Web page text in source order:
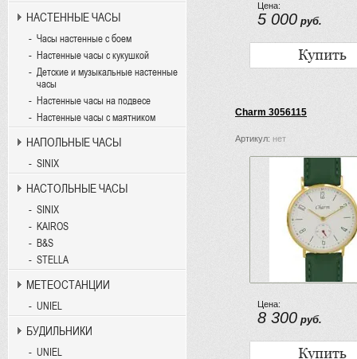
Цена:
5 000 руб.
Charm 3056115
Артикул: нет
Цена:
8 300 руб.
НАСТЕННЫЕ ЧАСЫ
Часы настенные с боем
Настенные часы с кукушкой
Детские и музыкальные настенные
часы
Настенные часы на подвесе
Настенные часы с маятником
НАПОЛЬНЫЕ ЧАСЫ
SINIX
НАСТОЛЬНЫЕ ЧАСЫ
SINIX
KAIROS
B&S
STELLA
МЕТЕОСТАНЦИИ
UNIEL
БУДИЛЬНИКИ
UNIEL